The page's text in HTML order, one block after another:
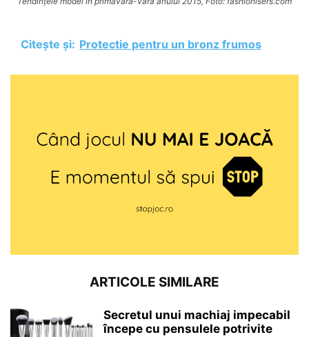
Citește și: Protectie pentru un bronz frumos
ARTICOLE SIMILARE
Secretul unui machiaj impecabil
începe cu pensulele potrivite